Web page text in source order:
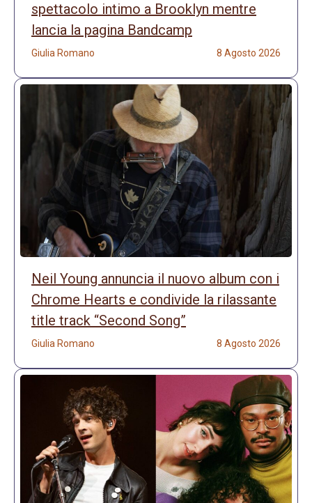
spettacolo intimo a Brooklyn mentre
lancia la pagina Bandcamp
Giulia Romano 8 Agosto 2026
Neil Young annuncia il nuovo album con i
Chrome Hearts e condivide la rilassante
title track “Second Song”
Giulia Romano 8 Agosto 2026